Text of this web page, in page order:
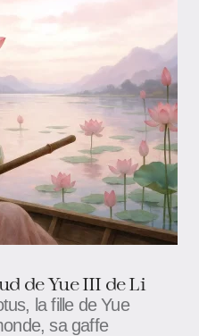
de Yue III de Li
la fille de Yue
sa gaffe